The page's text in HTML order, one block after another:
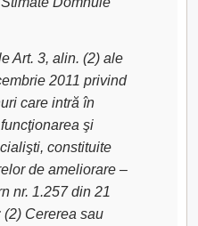
Art. 3, alin. (2) ale
2011 privind
care intră în
şi
constituite
de ameliorare –
nr. 1.257 din 21
(2) Cererea sau